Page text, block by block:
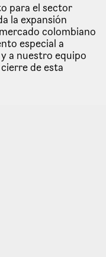
para el sector
la expansión
colombiano
especial a
a nuestro equipo
de esta